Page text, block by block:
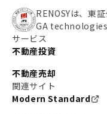
RENOSYは、東
GA technologies
サービス
不動産投資
不動産売却
関連サイト
Modern Standard